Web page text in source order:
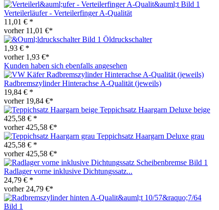
Verteilerläufer - Verteilerfinger A-Qualität
11,01 € *
vorher 11,01 €*
Öldruckschalter
1,93 € *
vorher 1,93 €*
Kunden haben sich ebenfalls angesehen
Radbremszylinder Hinterachse A-Qualität (jeweils)
19,84 € *
vorher 19,84 €*
Teppichsatz Haargarn Deluxe beige
425,58 € *
vorher 425,58 €*
Teppichsatz Haargarn Deluxe grau
425,58 € *
vorher 425,58 €*
Radlager vorne inklusive Dichtungssatz...
24,79 € *
vorher 24,79 €*